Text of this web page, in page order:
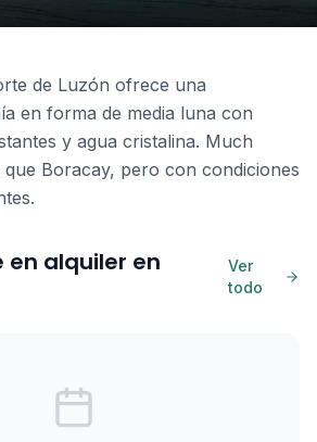
de Luzón ofrece una
en forma de media luna con
y agua cristalina. Much
Boracay, pero con condiciones
en alquiler en
Ver
todo